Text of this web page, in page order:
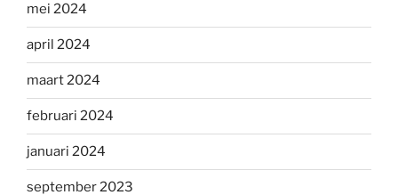
mei 2024
april 2024
maart 2024
februari 2024
januari 2024
september 2023